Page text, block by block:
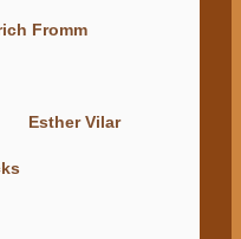
Fromm
Esther Vilar